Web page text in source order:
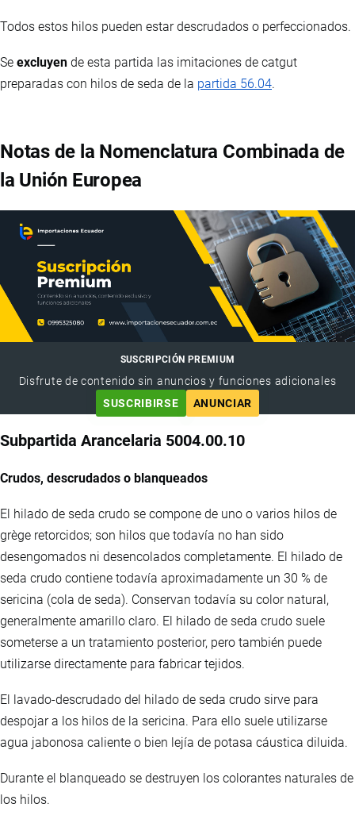
Todos estos hilos pueden estar descrudados o perfeccionados.
Se excluyen de esta partida las imitaciones de catgut
preparadas con hilos de seda de la partida 56.04.
Notas de la Nomenclatura Combinada de
la Unión Europea
SUSCRIPCIÓN PREMIUM
Disfrute de contenido sin anuncios y funciones adicionales
SUSCRIBIRSE
ANUNCIAR
Subpartida Arancelaria 5004.00.10
Crudos, descrudados o blanqueados
El hilado de seda crudo se compone de uno o varios hilos de
grège retorcidos; son hilos que todavía no han sido
desengomados ni desencolados completamente. El hilado de
seda crudo contiene todavía aproximadamente un 30 % de
sericina (cola de seda). Conservan todavía su color natural,
generalmente amarillo claro. El hilado de seda crudo suele
someterse a un tratamiento posterior, pero también puede
utilizarse directamente para fabricar tejidos.
El lavado-descrudado del hilado de seda crudo sirve para
despojar a los hilos de la sericina. Para ello suele utilizarse
agua jabonosa caliente o bien lejía de potasa cáustica diluida.
Durante el blanqueado se destruyen los colorantes naturales de
los hilos.